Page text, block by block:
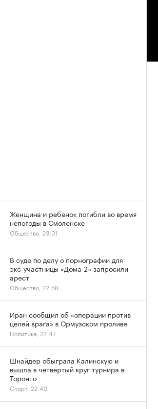
Женщина и ребенок погибли во время
непогоды в Смоленске
Общество, 23:01
В суде по делу о порнографии для
экс-участницы «Дома-2» запросили
арест
Общество, 22:58
Иран сообщил об «операции против
целей врага» в Ормузском проливе
Политика, 22:47
Шнайдер обыграла Калинскую и
вышла в четвертый круг турнира в
Торонто
Спорт, 22:40